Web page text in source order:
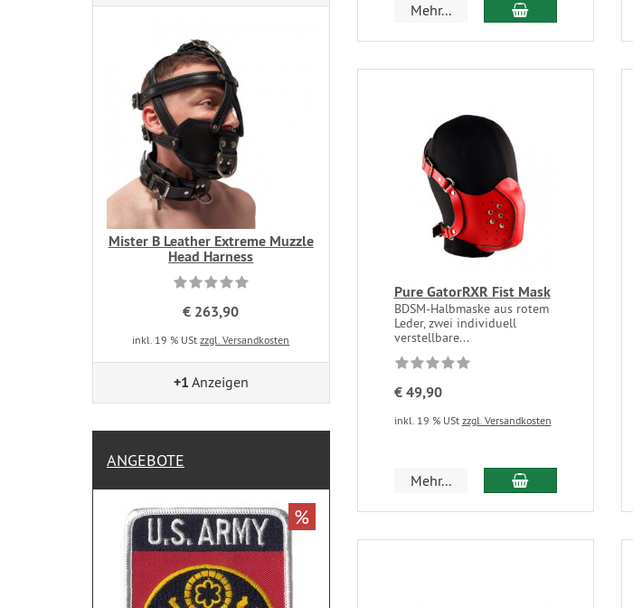
Mehr...
Pure GatorRXR Fist Mask
BDSM-Halbmaske aus rotem
Leder, zwei individuell
verstellbare...
€ 49,90
inkl. 19 % USt zzgl. Versandkosten
Mehr...
Mister B Leather Extreme Muzzle
Head Harness
€ 263,90
inkl. 19 % UStzzgl. Versandkosten
+1 Anzeigen
ANGEBOTE
%